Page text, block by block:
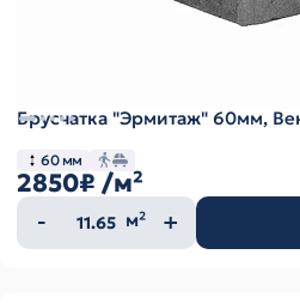
Брусчатка "Эрмитаж" 60мм,
60 мм
2850₽ /м²
Количество
товара
м²